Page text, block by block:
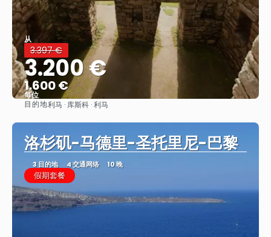
从
3.397 €
3.200 €
1.600 €
每位
目的地利马 · 库斯科 · 利马
洛杉矶-马德里-圣托里尼-巴黎
3 目的地 4 交通网络 10 晚
假期套餐